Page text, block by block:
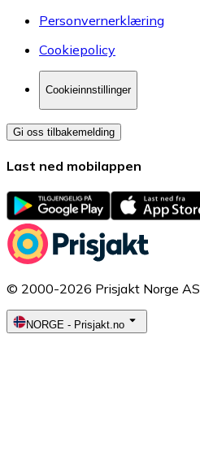
Personvernerklæring
Cookiepolicy
Cookieinnstillinger
Gi oss tilbakemelding
Last ned mobilappen
© 2000-2026 Prisjakt Norge AS
NORGE - Prisjakt.no